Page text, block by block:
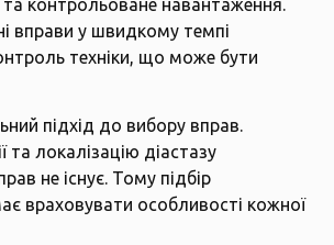
та контрольоване навантаження.
вправи у швидкому темпі
техніки, що може бути
підхід до вибору вправ.
та локалізацію діастазу
не існує. Тому підбір
враховувати особливості кожної